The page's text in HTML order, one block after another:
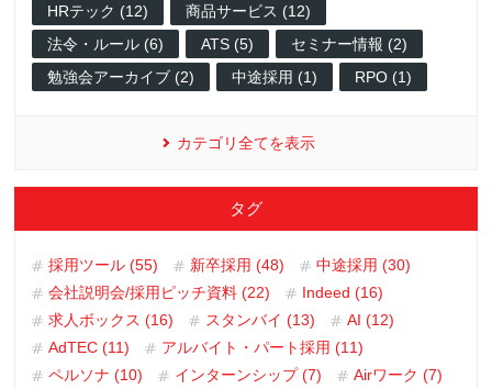
HRテック (12)
商品サービス (12)
法令・ルール (6)
ATS (5)
セミナー情報 (2)
勉強会アーカイブ (2)
中途採用 (1) RPO (1)
カテゴリ全てを表示
タグ
採用ツール (55) 新卒採用 (48)
中途採用 (30)
会社説明会/採用ピッチ資料 (22)
Indeed (16)
求人ボックス (16)
スタンバイ (13)
AI (12)
AdTEC (11)
アルバイト・パート採用 (11)
ペルソナ (10)
インターンシップ (7)
Airワーク (7)